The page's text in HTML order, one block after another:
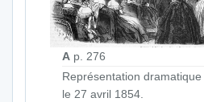
A p. 276
Représentation dramatique
le 27 avril 1854.